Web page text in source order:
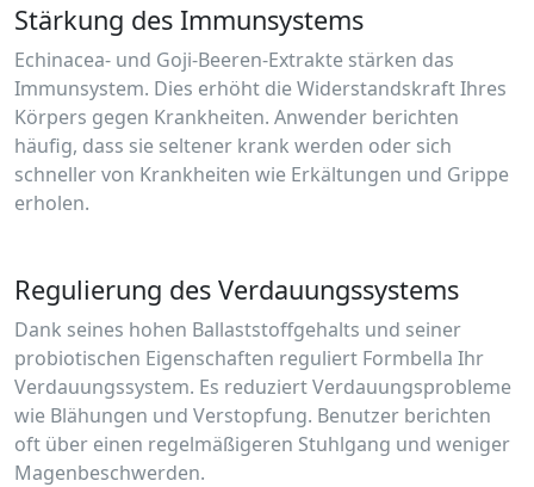
Stärkung des Immunsystems
Echinacea- und Goji-Beeren-Extrakte stärken das
Immunsystem. Dies erhöht die Widerstandskraft Ihres
Körpers gegen Krankheiten. Anwender berichten
häufig, dass sie seltener krank werden oder sich
schneller von Krankheiten wie Erkältungen und Grippe
erholen.
Regulierung des Verdauungssystems
Dank seines hohen Ballaststoffgehalts und seiner
probiotischen Eigenschaften reguliert Formbella Ihr
Verdauungssystem. Es reduziert Verdauungsprobleme
wie Blähungen und Verstopfung. Benutzer berichten
oft über einen regelmäßigeren Stuhlgang und weniger
Magenbeschwerden.